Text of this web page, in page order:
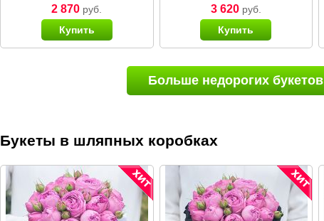
2 870 руб.
Купить
3 620руб.
Купить
Больше недорогих букетов
Букеты в шляпных коробках